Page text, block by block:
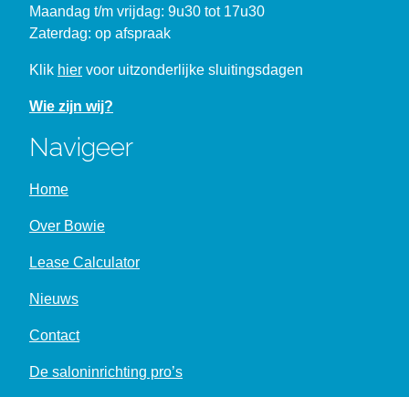
Maandag t/m vrijdag: 9u30 tot 17u30
Zaterdag: op afspraak
Klik hier voor uitzonderlijke sluitingsdagen
Wie zijn wij?
Navigeer
Home
Over Bowie
Lease Calculator
Nieuws
Contact
De saloninrichting pro’s